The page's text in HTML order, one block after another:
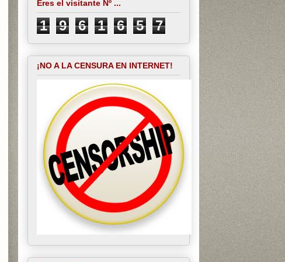
Eres el visitante Nº ...
1 9 6 1 6 5 7
¡NO A LA CENSURA EN INTERNET!